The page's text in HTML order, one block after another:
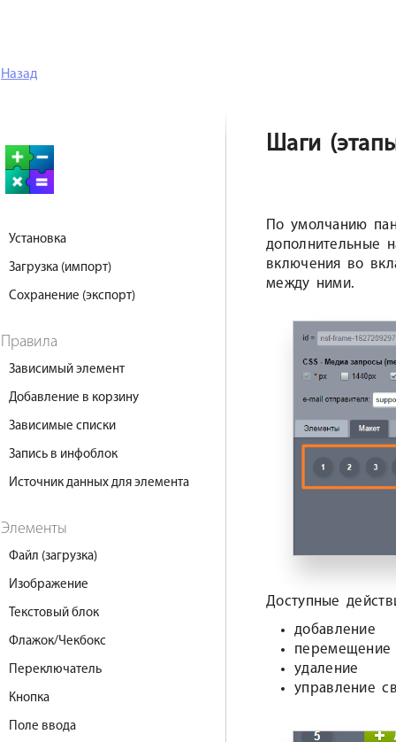
Назад
Установка
Загрузка (импорт)
Сохранение (экспорт)
Правила
Зависимый элемент
Добавление в корзину
Зависимые списки
Запись в инфоблок
Источник данных для элемента
Элементы
Файл (загрузка)
Изображение
Текстовый блок
Флажок/Чекбокс
Переключатель
Кнопка
Поле ввода
Шаги
По умолчанию
дополнительные
включения во
между ними.
Доступные
добавление
перемещение
удаление
управление